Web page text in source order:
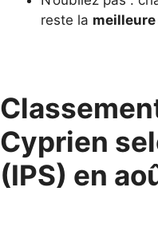
reste la meilleure
Cyprien
(IPS) en